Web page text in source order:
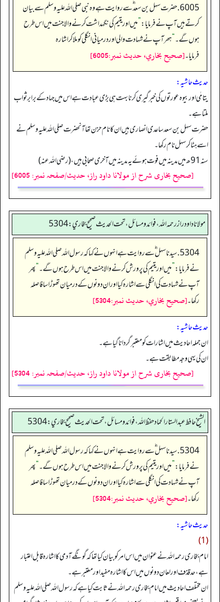
6005. حضرت سہل بن سعد ؓ سے روایت ہے وہ نبی صلی اللہ علیہ وسلم سےبیان
کرتے ہیں آپ نے فرمایا:”میں اور یتیم کی نگہداشت کرنے والا جنت میں اس طرح
ہوں گے۔“ہھر آپ نے شہادت والی اور درمیانی انگلی کو ملا کر اشارہ
فرمایا۔[صحيح بخاري، حديث نمبر:6005]
حدیث حاشیہ:
یتامٰی اور بیوہ عورتوں کی خبر گیری کرنا بہت ہی بڑی عبادت ہے اس میں جہاد کے برابر ثواب
ملتا ہے۔
حضرت سہل بن سعد ساعدی انصاری ہیں ان کا نام حزن تھا آنحضرت صلی اللہ علیہ وسلم نے
اسے ہٹا کر سہل نام رکھا۔
سنہ91 ھ میں مدینہ میں فوت ہوئے یہ مدینہ میں آخری صحابی ہیں، (رضی اللہ عنه)
[صحیح بخاری شرح از مولانا داود راز، حدیث/صفحہ نمبر: 6005]
مولانا داود راز رحمه الله، فوائد و مسائل، تحت الحديث صحيح بخاري: 5304
5304. سیدنا سہل ؓ سے روایت ہے انہوں نے کہا کہ رسول اللہ صلی اللہ علیہ وسلم
نے فرمایا:”میں اور یتیم کی پرورش کرنے والا جنت میں اس طرح ہوں گے۔“پھر
آپ نے شہادت کی انگلی سے اشارہ کیا اور ان دونوں کے درمیان تھوڑا سا فاصلہ
رکھا۔[صحيح بخاري، حديث نمبر:5304]
حدیث حاشیہ:
ان جملہ احادیث میں اشارات کو معتبر گردانا گیا ہے۔
ان کی یہی وجہ مطابقت ہے۔
[صحیح بخاری شرح از مولانا داود راز، حدیث/صفحہ نمبر: 5304]
الشيخ حافط عبدالستار الحماد حفظ الله، فوائد و مسائل، تحت الحديث صحيح بخاري:5304
5304. سیدنا سہل ؓ سے روایت ہے انہوں نے کہا کہ رسول اللہ صلی اللہ علیہ وسلم
نے فرمایا:”میں اور یتیم کی پرورش کرنے والا جنت میں اس طرح ہوں گے۔“پھر
آپ نے شہادت کی انگلی سے اشارہ کیا اور ان دونوں کے درمیان تھوڑا سا فاصلہ
رکھا۔[صحيح بخاري، حديث نمبر:5304]
حدیث حاشیہ:
(1)
امام بخاری رحمہ اللہ نے عنوان میں اس امر کو بیان کیا تھا کہ گونگے آدمی کا اشارہ قابل اعتبار
ہے، حد قذف اور لعان دونوں میں اس کا اشارہ مفید اور معتبر ہے۔
ان مختلف احادیث میں امام بخاری رحمہ اللہ نے ثابت کیا ہے کہ رسول اللہ صلی اللہ علیہ وسلم